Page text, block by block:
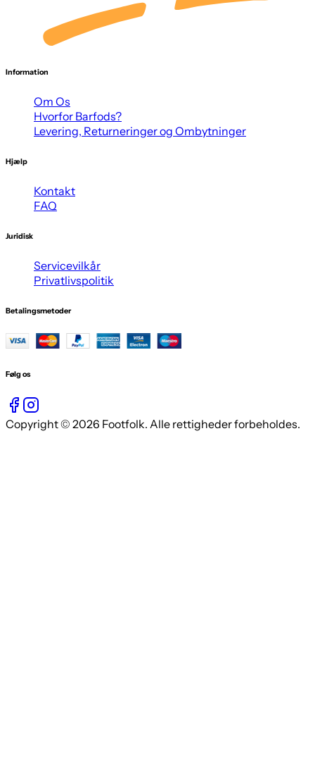
Information
Om Os
Hvorfor Barfods?
Levering, Returneringer og Ombytninger
Hjælp
Kontakt
FAQ
Juridisk
Servicevilkår
Privatlivspolitik
Betalingsmetoder
Følg os
Copyright © 2026 Footfolk. Alle rettigheder forbeholdes.